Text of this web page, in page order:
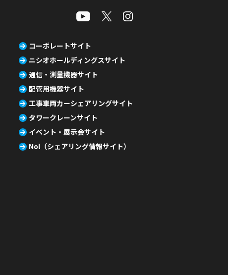
コーポレートサイト
ニシオホールディングスサイト
通信・測量機器サイト
配管用機器サイト
工事車両カーシェアリングサイト
タワークレーンサイト
イベント・展示会サイト
Nol（シェアリング情報サイト）